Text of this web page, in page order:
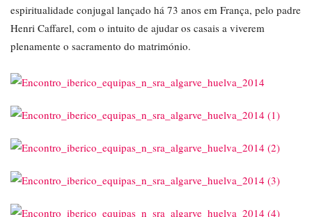
espiritualidade conjugal lançado há 73 anos em França, pelo padre
Henri Caffarel, com o intuito de ajudar os casais a viverem
plenamente o sacramento do matrimónio.